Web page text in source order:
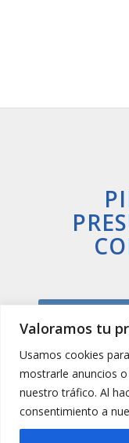
Valoramos tu
Usamos cookies
mostrarle anuncios
nuestro tráfico. Al
consentimiento a